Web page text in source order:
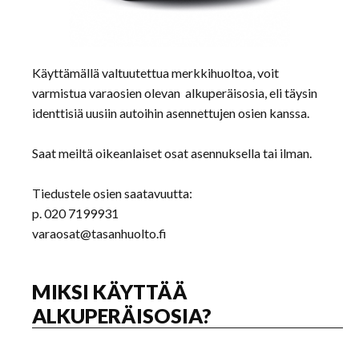
Käyttämällä valtuutettua merkkihuoltoa, voit
varmistua varaosien olevan alkuperäisosia, eli täysin
identtisiä uusiin autoihin asennettujen osien kanssa.
Saat meiltä oikeanlaiset osat asennuksella tai ilman.
Tiedustele osien saatavuutta:
p. 020 7199931
varaosat@tasanhuolto.fi
MIKSI KÄYTTÄÄ
ALKUPERÄISOSIA?